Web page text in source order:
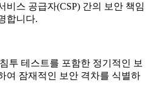
비스 공급자(CSP) 간의 보안 책임
합니다.
투 테스트를 포함한 정기적인 보
여 잠재적인 보안 격차를 식별하